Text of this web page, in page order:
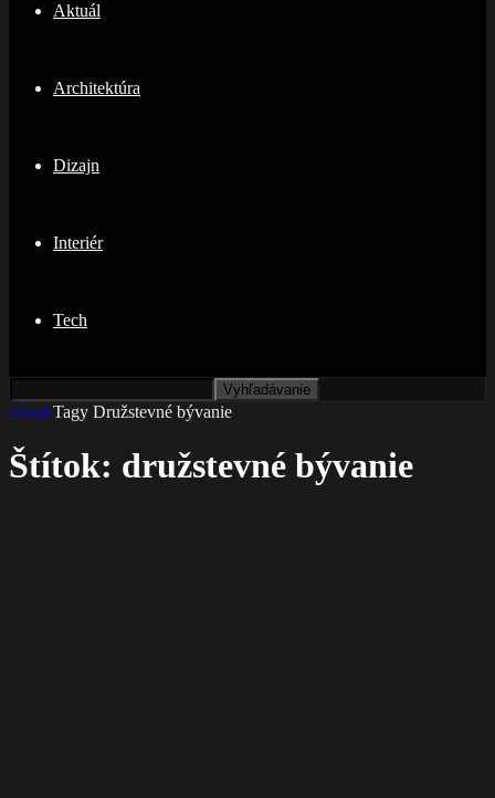
Aktuál
Architektúra
Dizajn
Interiér
Tech
Úvod Tagy Družstevné bývanie
Štítok: družstevné bývanie